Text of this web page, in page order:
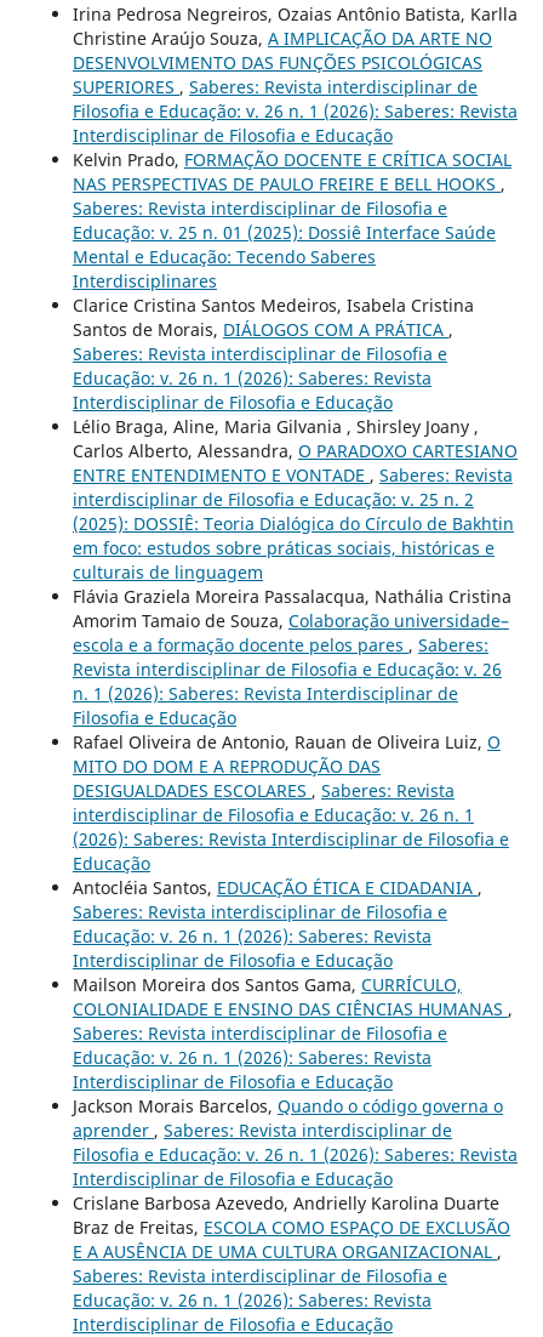
Irina Pedrosa Negreiros, Ozaias Antônio Batista, Karlla
Christine Araújo Souza, A IMPLICAÇÃO DA ARTE NO
DESENVOLVIMENTO DAS FUNÇÕES PSICOLÓGICAS
SUPERIORES , Saberes: Revista interdisciplinar de
Filosofia e Educação: v. 26 n. 1 (2026): Saberes: Revista
Interdisciplinar de Filosofia e Educação
Kelvin Prado, FORMAÇÃO DOCENTE E CRÍTICA SOCIAL
NAS PERSPECTIVAS DE PAULO FREIRE E BELL HOOKS ,
Saberes: Revista interdisciplinar de Filosofia e
Educação: v. 25 n. 01 (2025): Dossiê Interface Saúde
Mental e Educação: Tecendo Saberes
Interdisciplinares
Clarice Cristina Santos Medeiros, Isabela Cristina
Santos de Morais, DIÁLOGOS COM A PRÁTICA ,
Saberes: Revista interdisciplinar de Filosofia e
Educação: v. 26 n. 1 (2026): Saberes: Revista
Interdisciplinar de Filosofia e Educação
Lélio Braga, Aline, Maria Gilvania , Shirsley Joany ,
Carlos Alberto, Alessandra, O PARADOXO CARTESIANO
ENTRE ENTENDIMENTO E VONTADE , Saberes: Revista
interdisciplinar de Filosofia e Educação: v. 25 n. 2
(2025): DOSSIÊ: Teoria Dialógica do Círculo de Bakhtin
em foco: estudos sobre práticas sociais, históricas e
culturais de linguagem
Flávia Graziela Moreira Passalacqua, Nathália Cristina
Amorim Tamaio de Souza, Colaboração universidade–
escola e a formação docente pelos pares , Saberes:
Revista interdisciplinar de Filosofia e Educação: v. 26
n. 1 (2026): Saberes: Revista Interdisciplinar de
Filosofia e Educação
Rafael Oliveira de Antonio, Rauan de Oliveira Luiz, O
MITO DO DOM E A REPRODUÇÃO DAS
DESIGUALDADES ESCOLARES , Saberes: Revista
interdisciplinar de Filosofia e Educação: v. 26 n. 1
(2026): Saberes: Revista Interdisciplinar de Filosofia e
Educação
Antocléia Santos, EDUCAÇÃO ÉTICA E CIDADANIA ,
Saberes: Revista interdisciplinar de Filosofia e
Educação: v. 26 n. 1 (2026): Saberes: Revista
Interdisciplinar de Filosofia e Educação
Mailson Moreira dos Santos Gama, CURRÍCULO,
COLONIALIDADE E ENSINO DAS CIÊNCIAS HUMANAS ,
Saberes: Revista interdisciplinar de Filosofia e
Educação: v. 26 n. 1 (2026): Saberes: Revista
Interdisciplinar de Filosofia e Educação
Jackson Morais Barcelos, Quando o código governa o
aprender , Saberes: Revista interdisciplinar de
Filosofia e Educação: v. 26 n. 1 (2026): Saberes: Revista
Interdisciplinar de Filosofia e Educação
Crislane Barbosa Azevedo, Andrielly Karolina Duarte
Braz de Freitas, ESCOLA COMO ESPAÇO DE EXCLUSÃO
E A AUSÊNCIA DE UMA CULTURA ORGANIZACIONAL ,
Saberes: Revista interdisciplinar de Filosofia e
Educação: v. 26 n. 1 (2026): Saberes: Revista
Interdisciplinar de Filosofia e Educação